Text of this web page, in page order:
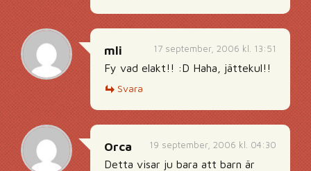
17 september, 2006 kl. 13:51
mli
Fy vad elakt!! :D Haha, jättekul!!
Svara
19 september, 2006 kl. 04:30
Orca
Detta visar ju bara att barn är